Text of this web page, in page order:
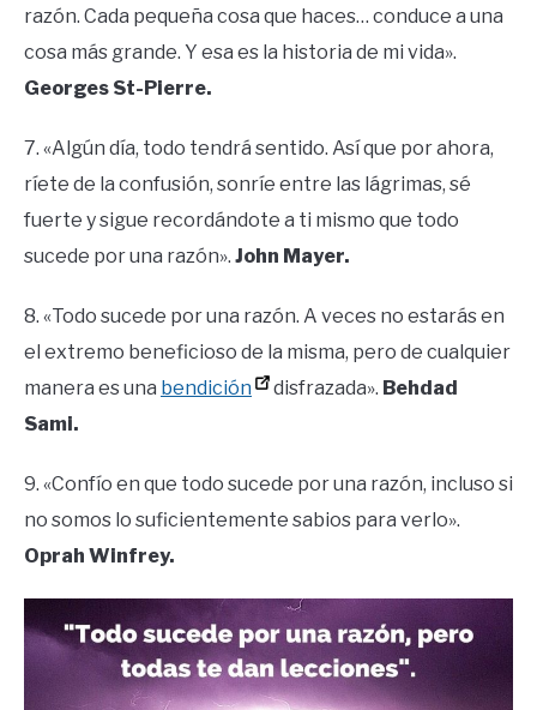
razón. Cada pequeña cosa que haces… conduce a una
cosa más grande. Y esa es la historia de mi vida».
Georges St-Pierre.
7. «Algún día, todo tendrá sentido. Así que por ahora,
ríete de la confusión, sonríe entre las lágrimas, sé
fuerte y sigue recordándote a ti mismo que todo
sucede por una razón». John Mayer.
8. «Todo sucede por una razón. A veces no estarás en
el extremo beneficioso de la misma, pero de cualquier
manera es una bendición disfrazada». Behdad
Sami.
9. «Confío en que todo sucede por una razón, incluso si
no somos lo suficientemente sabios para verlo».
Oprah Winfrey.